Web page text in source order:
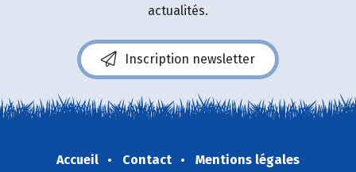
actualités.
Inscription newsletter
Accueil Contact
Mentions légales